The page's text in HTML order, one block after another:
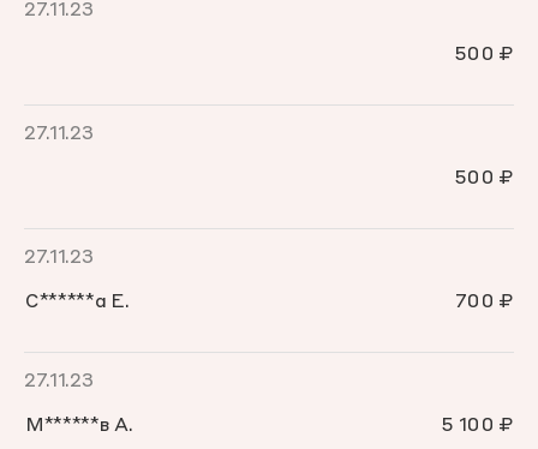
27.11.23
500 ₽
27.11.23
500 ₽
27.11.23
С******а Е. 700 ₽
27.11.23
М******в А. 5 100 ₽